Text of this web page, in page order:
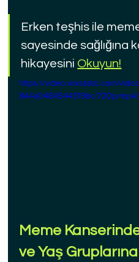
Erken teşhis ile
sayesinde sağlığına
hikayesini Okuyun!
https://video.wixstatic.com/
844a0484544319bc/720p/
Meme
ve Yaş